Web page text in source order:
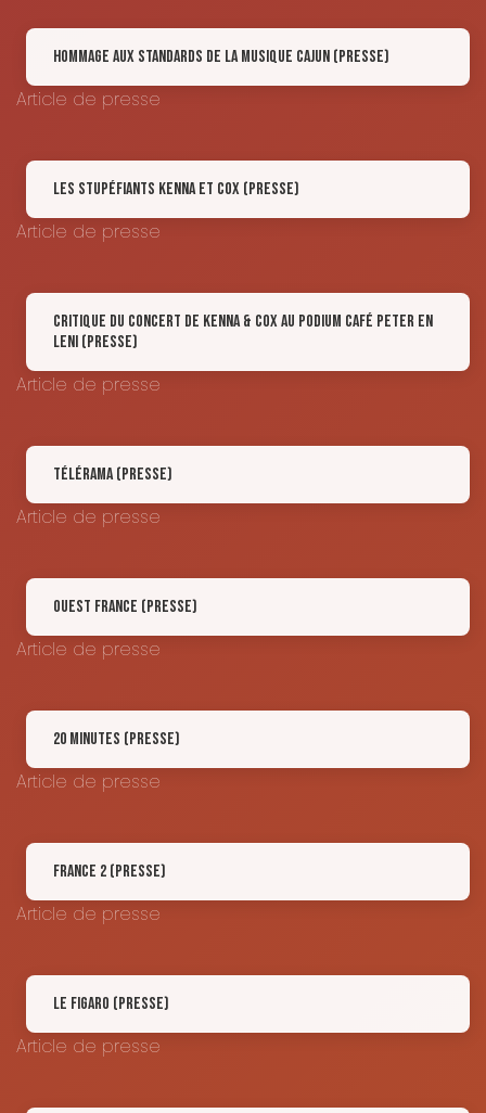
Hommage aux standards de la musique cajun (Presse)
Article de presse
Les stupéfiants Kenna et Cox (Presse)
Article de presse
Critique du concert de Kenna & Cox au Podium Café Peter en
Leni (Presse)
Article de presse
Télérama (Presse)
Article de presse
OUEST FRANCE (Presse)
Article de presse
20 Minutes (Presse)
Article de presse
France 2 (Presse)
Article de presse
Le Figaro (Presse)
Article de presse